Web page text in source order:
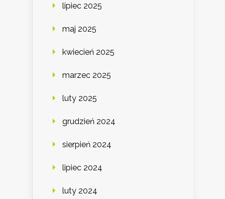
lipiec 2025
maj 2025
kwiecień 2025
marzec 2025
luty 2025
grudzień 2024
sierpień 2024
lipiec 2024
luty 2024